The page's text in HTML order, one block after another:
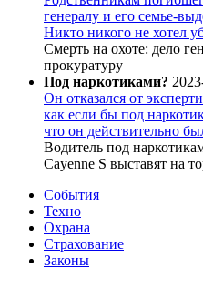
генералу и его семье-
Никто никого не хотел
Смерть на охоте: дело
прокуратуру
Под наркотиками?
Он отказался от
как если бы под
что он действительно
Водитель под
Cayenne S выставят на
События
Техно
Охрана
Страхование
Законы